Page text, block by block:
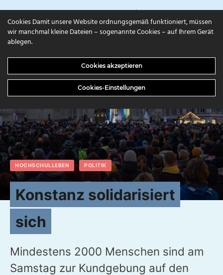
campuls.online
HOCHSCHULLEBEN POLITIK
Konstanz solidarisiert
sich
Mindestens 2000 Menschen sind am
Samstag zur Kundgebung auf den
Cookies Damit unsere Website ordnungsgemäß funktioniert, müssen
wir manchmal kleine Dateien – sogenannte Cookies – auf Ihrem Gerät
ablegen.
Cookies akzeptieren
Cookies-Einstellungen